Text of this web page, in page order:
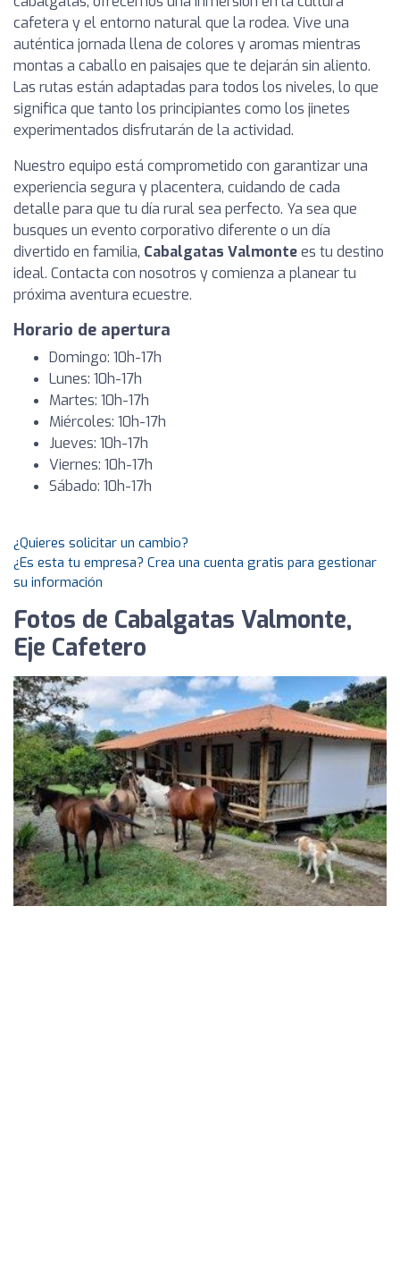
cafetera y el entorno natural que la rodea. Vive una
auténtica jornada llena de colores y aromas mientras
montas a caballo en paisajes que te dejarán sin aliento.
Las rutas están adaptadas para todos los niveles, lo que
significa que tanto los principiantes como los jinetes
experimentados disfrutarán de la actividad.
Nuestro equipo está comprometido con garantizar una
experiencia segura y placentera, cuidando de cada
detalle para que tu día rural sea perfecto. Ya sea que
busques un evento corporativo diferente o un día
divertido en familia, Cabalgatas Valmontees tu destino
ideal. Contacta con nosotros y comienza a planear tu
próxima aventura ecuestre.
Horario de apertura
Domingo: 10h-17h
Lunes: 10h-17h
Martes: 10h-17h
Miércoles: 10h-17h
Jueves: 10h-17h
Viernes: 10h-17h
Sábado: 10h-17h
¿Quieres solicitar un cambio?
¿Es esta tu empresa? Crea una cuenta gratis para gestionar
su información
Fotos de Cabalgatas Valmonte,
Eje Cafetero